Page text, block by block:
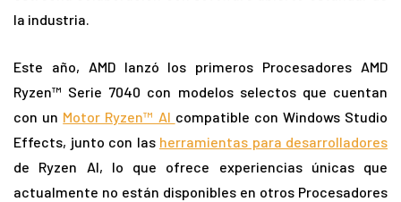
la industria.
Este año, AMD lanzó los primeros Procesadores AMD
Ryzen™ Serie 7040 con modelos selectos que cuentan
con un Motor Ryzen™ AI compatible con Windows Studio
Effects, junto con las herramientas para desarrolladores
de Ryzen AI, lo que ofrece experiencias únicas que
actualmente no están disponibles en otros Procesadores